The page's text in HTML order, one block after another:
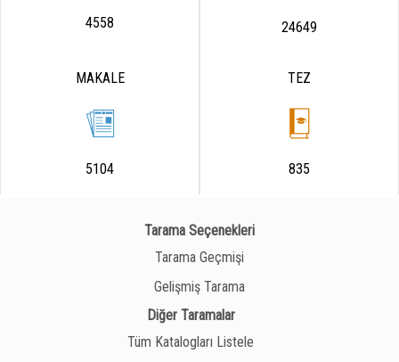
4558 24649
MAKALE
5104
TEZ
835
Tarama Seçenekleri
Tarama Geçmişi
Gelişmiş Tarama
Diğer Taramalar
Tüm Katalogları Listele